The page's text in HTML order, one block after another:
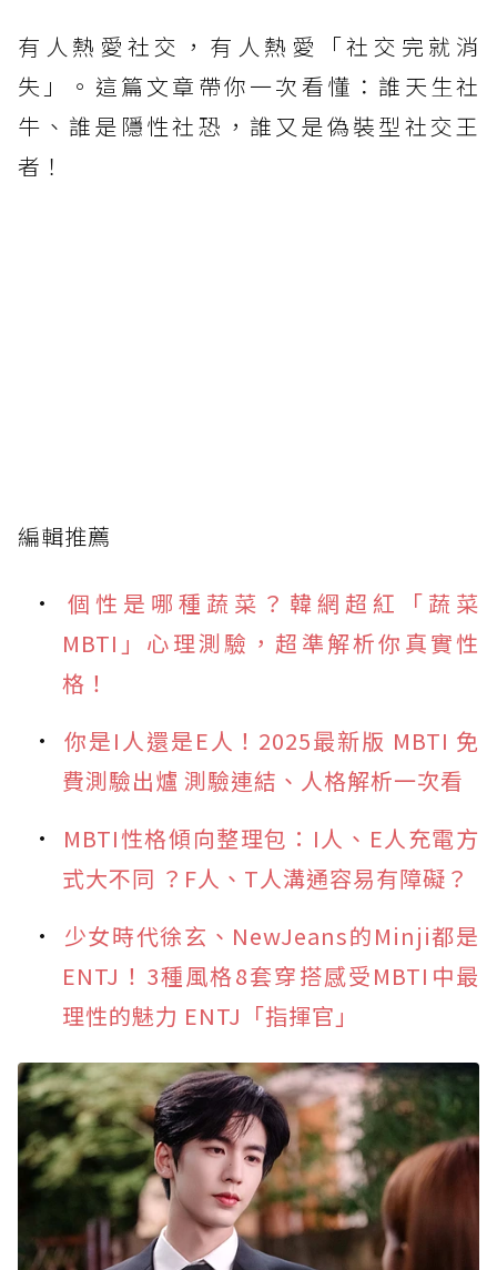
有人熱愛社交，有人熱愛「社交完就消
失」。這篇文章帶你一次看懂：誰天生社
牛、誰是隱性社恐，誰又是偽裝型社交王
者！
編輯推薦
個性是哪種蔬菜？韓網超紅「蔬菜
MBTI」心理測驗，超準解析你真實性
格！
你是I人還是E人！2025最新版 MBTI 免
費測驗出爐 測驗連結、人格解析一次看
MBTI性格傾向整理包：I人、E人充電方
式大不同 ？F人、T人溝通容易有障礙？
少女時代徐玄、NewJeans的Minji都是
ENTJ！3種風格8套穿搭感受MBTI中最
理性的魅力 ENTJ「指揮官」